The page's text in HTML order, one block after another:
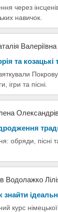
через
навичок.
Валеріївна
та козацькі
ігри та пісні.
обряди,
Водолажко
курс